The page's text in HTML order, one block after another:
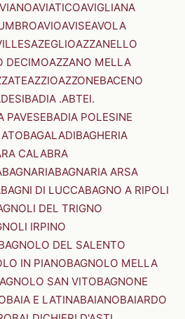
AVIATICOAVIGLIANA
AVIOAVISEAVOLA
AZEGLIOAZZANELLO
DECIMOAZZANO MELLA
AZZIOAZZONEBACENO
BADIA .ABTEI.
PAVESEBADIA POLESINE
BAGALADIBAGHERIA
CALABRA
BAGNARIABAGNARIA ARSA
BAGNI DI LUCCABAGNO A RIPOLI
DEL TRIGNO
IRPINO
DEL SALENTO
IN PIANOBAGNOLO MELLA
SAN VITOBAGNONE
BAIA E LATINABAIANOBAIARDO